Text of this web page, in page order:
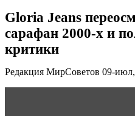
Gloria Jeans
сарафан 2000-х и
критики
Редакция МирСоветов 09-